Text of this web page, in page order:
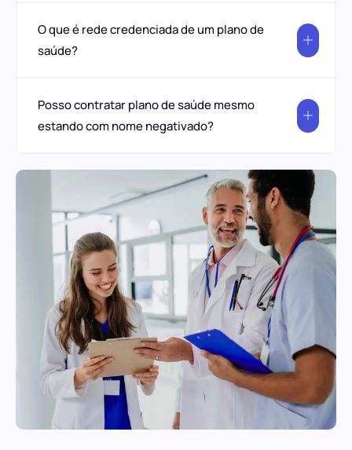
O que é rede credenciada de um plano de
saúde?
Posso contratar plano de saúde mesmo
estando com nome negativado?